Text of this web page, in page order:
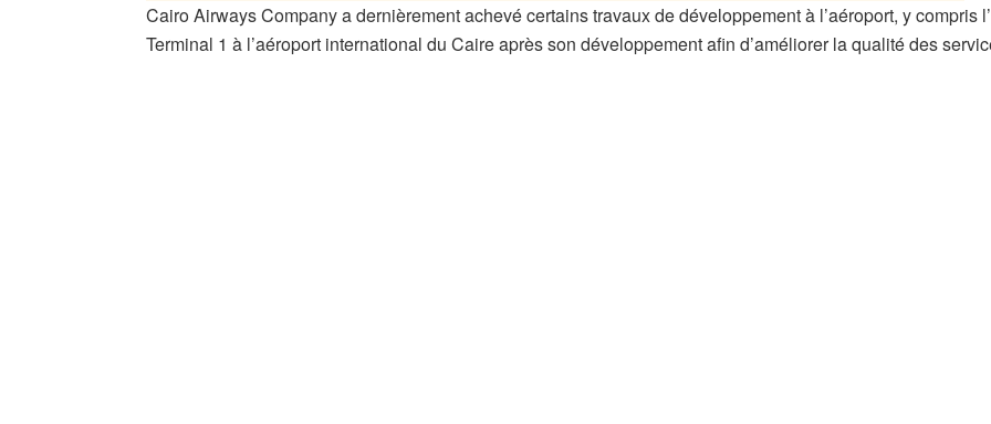
Cairo Airways Company a dernièrement achevé certains travaux de développement à l’aéroport, y compris
Terminal 1 à l’aéroport international du Caire après son développement afin d’améliorer la qualité des